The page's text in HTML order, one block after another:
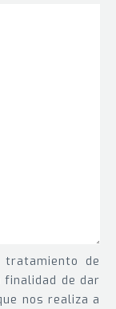
tratamiento de
de dar
nos realiza a